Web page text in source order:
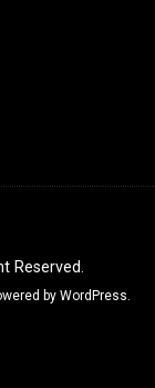
Reserved.
by WordPress.